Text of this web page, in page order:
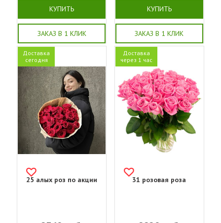
КУПИТЬ
ЗАКАЗ В 1 КЛИК
КУПИТЬ
ЗАКАЗ В 1 КЛИК
Доставка
сегодня
25 алых роз по акции
Доставка
через 1 час
31 розовая роза